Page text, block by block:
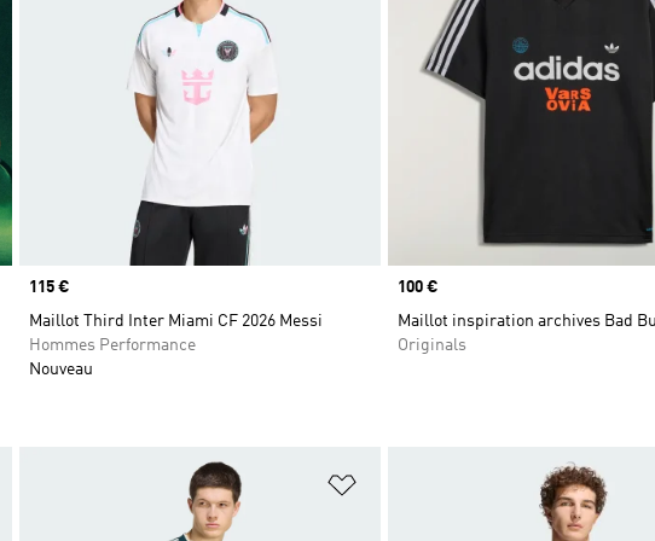
Prix
115 €
Maillot Third Inter Miami CF 2026 Messi
Hommes Performance
Nouveau
Prix
100 €
Maillot inspiration archives Bad
Originals
Ajouter à la Liste de produits favoris Ajouter à la Liste de produits